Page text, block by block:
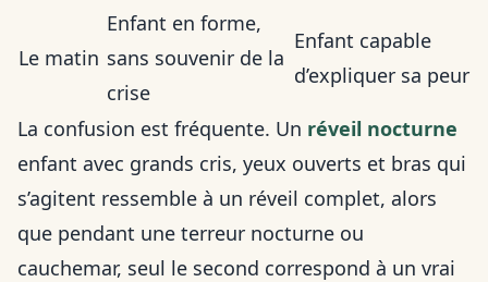
Le matin
Enfant en forme,
sans souvenir de la
crise
Enfant capable
d’expliquer sa peur
La confusion est fréquente. Un réveil nocturne
enfant avec grands cris, yeux ouverts et bras qui
s’agitent ressemble à un réveil complet, alors
que pendant une terreur nocturne ou
cauchemar, seul le second correspond à un vrai